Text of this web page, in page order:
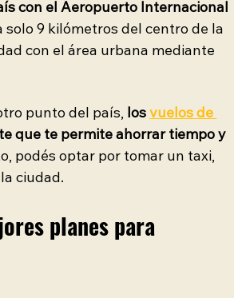
con el Aeropuerto Internacional
solo 9 kilómetros del centro de la
con el área urbana mediante
punto del país, los vuelos de
que te permite ahorrar tiempo y
podés optar por tomar un taxi,
ciudad.
planes para